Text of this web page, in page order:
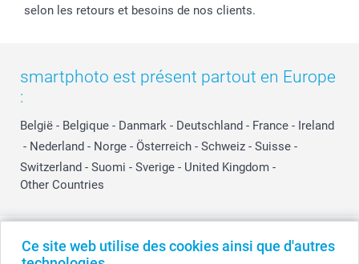
Ce site web utilise des cookies ainsi que d'autres
selon les retours et besoins de nos clients.
smartphoto est présent partout en Europe
:
België - Belgique - Danmark - Deutschland - France - Ireland
- Nederland - Norge - Österreich - Schweiz - Suisse -
Switzerland - Suomi - Sverige - United Kingdom -
Other Countries
Tous les prix sont en EURO (€), TVA incluse et hors frais de port.